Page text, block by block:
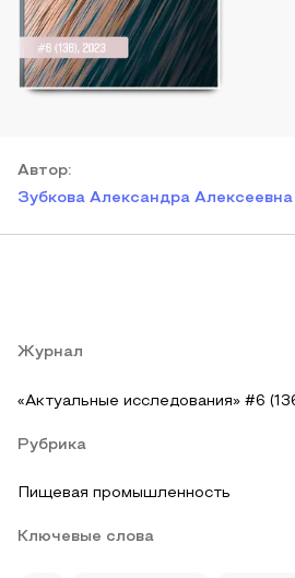
Автор:
Зубкова Александра Алексеевна
Журнал
«Актуальные исследования» #6
Рубрика
Пищевая промышленность
Ключевые слова